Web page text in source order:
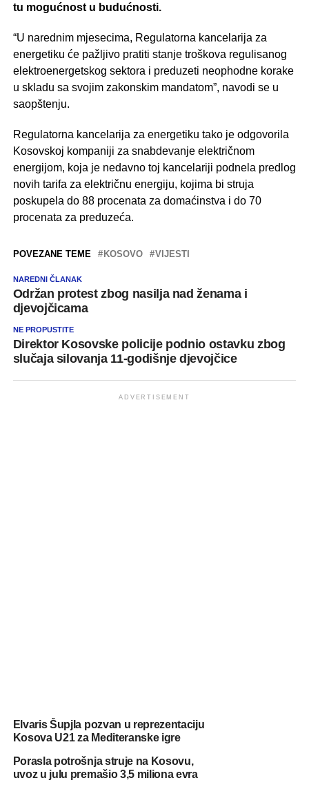
tu mogućnost u budućnosti.
“U narednim mjesecima, Regulatorna kancelarija za
energetiku će pažljivo pratiti stanje troškova regulisanog
elektroenergetskog sektora i preduzeti neophodne korake
u skladu sa svojim zakonskim mandatom”, navodi se u
saopštenju.
Regulatorna kancelarija za energetiku tako je odgovorila
Kosovskoj kompaniji za snabdevanje električnom
energijom, koja je nedavno toj kancelariji podnela predlog
novih tarifa za električnu energiju, kojima bi struja
poskupela do 88 procenata za domaćinstva i do 70
procenata za preduzeća.
POVEZANE TEME KOSOVO VIJESTI
NAREDNI ČLANAK
Održan protest zbog nasilja nad ženama i
djevojčicama
NE PROPUSTITE
Direktor Kosovske policije podnio ostavku zbog
slučaja silovanja 11-godišnje djevojčice
ADVERTISEMENT
Elvaris Šupjla pozvan u reprezentaciju
Kosova U21 za Mediteranske igre
Porasla potrošnja struje na Kosovu,
uvoz u julu premašio 3,5 miliona evra